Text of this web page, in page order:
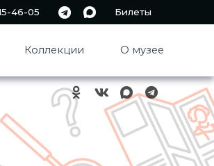
46-05 Билеты
Коллекции О музее